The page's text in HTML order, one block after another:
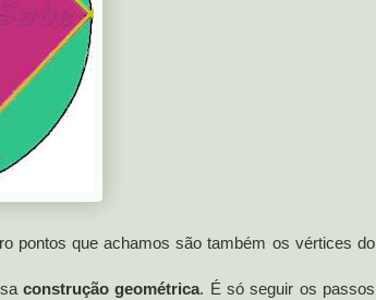
pontos que achamos são também os vértices do
construção geométrica. É só seguir os passos